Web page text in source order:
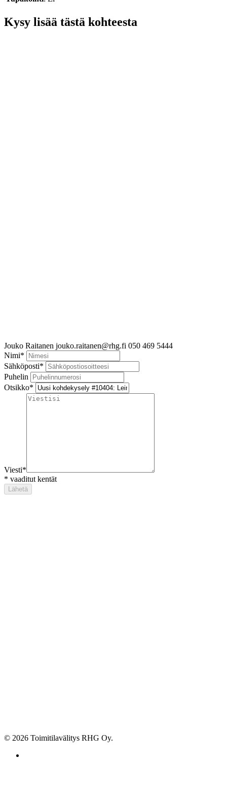
Kysy lisää tästä kohteesta
Jouko Raitanen jouko.raitanen@rhg.fi 050 469 5444
Nimi*
Sähköposti*
Puhelin
Otsikko*
Viesti*
* vaaditut kentät
© 2026 Toimitilavälitys RHG Oy.